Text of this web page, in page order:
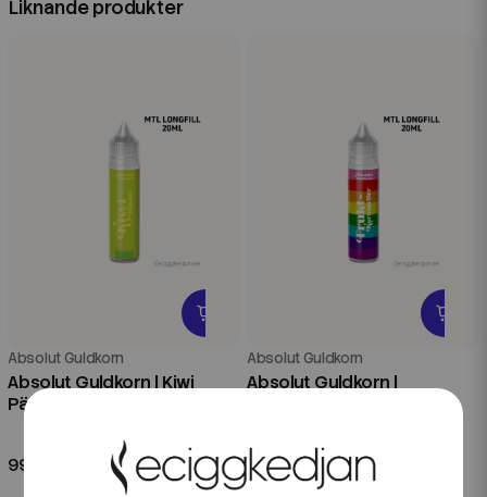
Liknande produkter
Absolut Guldkorn
Absolut Guldkorn | Kiwi
Päron | 20ml Longfill
99 kr
Absolut Guldkorn
Absolut Guldkorn |
99 kr